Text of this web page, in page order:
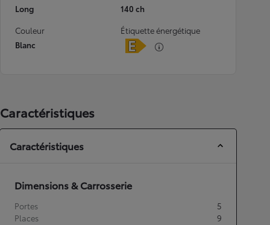
Long
140 ch
Couleur
Blanc
Étiquette énergétique
Caractéristiques
Caractéristiques
Dimensions & Carrosserie
Portes
5
Places
9